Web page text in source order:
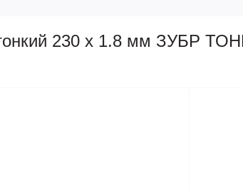
230 x 1.8 мм ЗУБР